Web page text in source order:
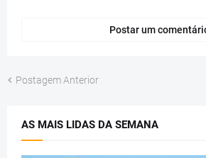
Postar um
Postagem Anterior
AS MAIS LIDAS DA SEMANA